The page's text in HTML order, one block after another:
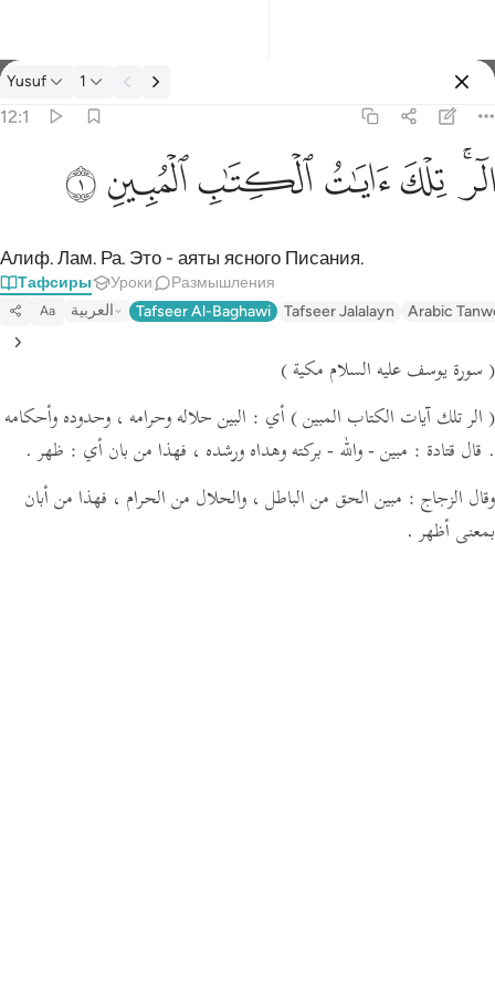
Тафсир: Yusuf 12:1
Yusuf 1
12:1
الر تلك ايات الكتاب المبين ١
الٓر ۚ تِلْكَ ءَايَـٰتُ ٱلْكِتَـٰبِ ٱلْمُبِينِ ١
ﲒﲓﲔﲕﲖﲗﲘ
Алиф. Лам. Ра. Это - аяты ясного Писания.
Тафсиры Уроки Размышления
Aa العربية Tafseer Al-Baghawi Tafseer Jalalayn Arabic
( سورة يوسف عليه السلام مكية )
( الر تلك آيات الكتاب المبين ) أي : البين حلاله وحرامه ، وحدوده وأحكامه
. قال قتادة : مبين - والله - بركته وهداه ورشده ، فهذا من بان أي : ظهر .
وقال الزجاج : مبين الحق من الباطل ، والحلال من الحرام ، فهذا من أبان
بمعنى أظهر .